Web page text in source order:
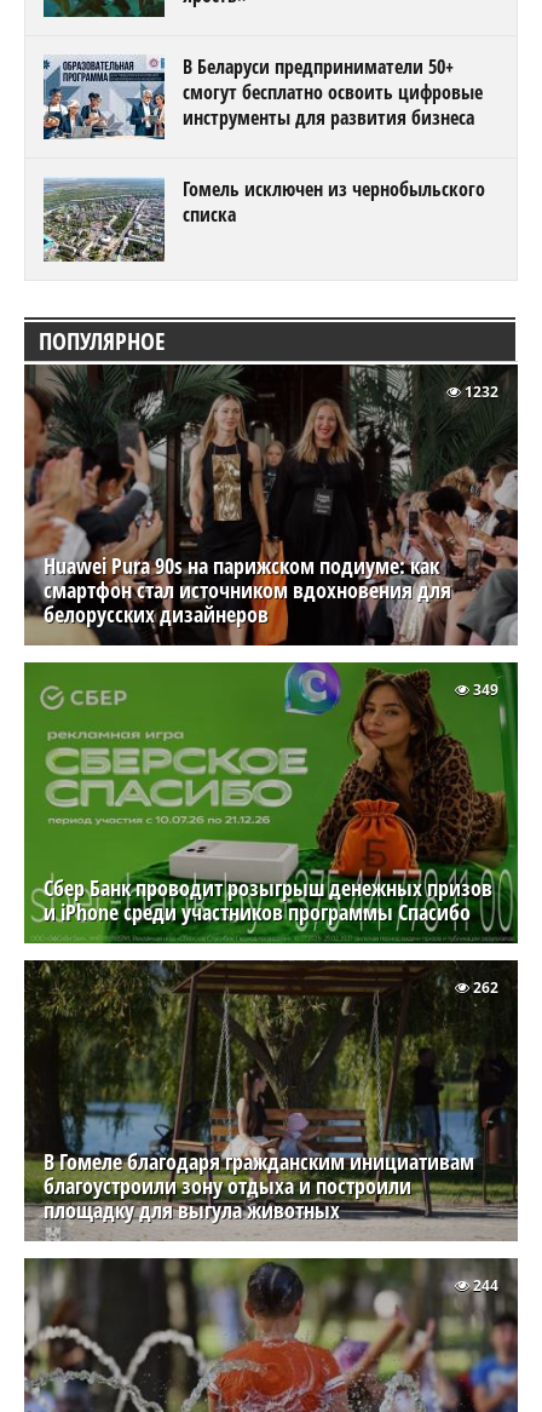
В Беларуси предприниматели 50+
смогут бесплатно освоить цифровые
инструменты для развития бизнеса
Гомель исключен из чернобыльского
списка
ПОПУЛЯРНОЕ
Huawei Pura 90s на парижском подиуме: как
смартфон стал источником вдохновения для
белорусских дизайнеров
1232
Сбер Банк проводит розыгрыш денежных призов
и iPhone среди участников программы Спасибо
349
В Гомеле благодаря гражданским инициативам
благоустроили зону отдыха и построили
площадку для выгула животных
262
244